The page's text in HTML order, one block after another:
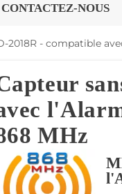
CONTACTEZ-NOUS
2018R - compatible
MHz